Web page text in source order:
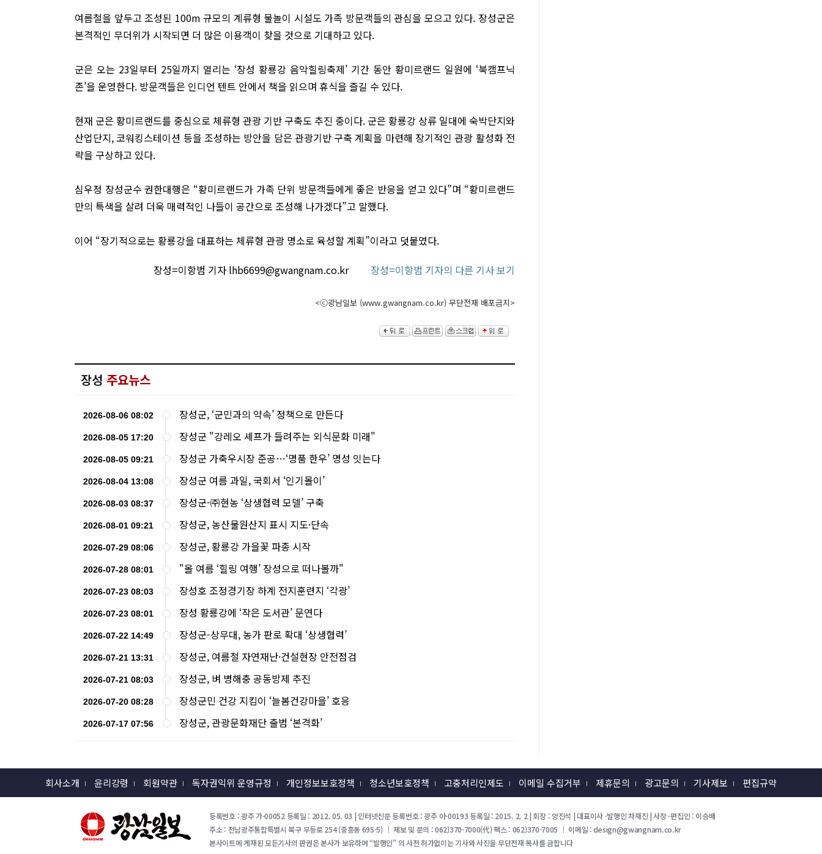
여름철을 앞두고 조성된 100m 규모의 계류형 물놀이 시설도 가족 방문객들의 관심을 모으고 있다. 장성군은
본격적인 무더위가 시작되면 더 많은 이용객이 찾을 것으로 기대하고 있다.
군은 오는 23일부터 25일까지 열리는 ‘장성 황룡강 음악힐링축제’ 기간 동안 황미르랜드 일원에 ‘북캠프닉
존’을 운영한다. 방문객들은 인디언 텐트 안에서 책을 읽으며 휴식을 즐길 수 있다.
현재 군은 황미르랜드를 중심으로 체류형 관광 기반 구축도 추진 중이다. 군은 황룡강 상류 일대에 숙박단지와
산업단지, 코워킹스테이션 등을 조성하는 방안을 담은 관광기반 구축 계획을 마련해 장기적인 관광 활성화 전
략을 구상하고 있다.
심우정 장성군수 권한대행은 “황미르랜드가 가족 단위 방문객들에게 좋은 반응을 얻고 있다”며 “황미르랜드
만의 특색을 살려 더욱 매력적인 나들이 공간으로 조성해 나가겠다”고 말했다.
이어 “장기적으로는 황룡강을 대표하는 체류형 관광 명소로 육성할 계획”이라고 덧붙였다.
장성=이항범 기자 lhb6699@gwangnam.co.kr
장성=이항범 기자의 다른 기사 보기
<ⓒ광남일보 (www.gwangnam.co.kr) 무단전재 배포금지>
장성 주요뉴스
2026-08-06 08:02 장성군, ‘군민과의 약속’ 정책으로 만든다
2026-08-05 17:20 장성군 "강레오 셰프가 들려주는 외식문화 미래"
2026-08-05 09:21 장성군 가축우시장 준공…‘명품 한우’ 명성 잇는다
2026-08-04 13:08 장성군 여름 과일, 국회서 ‘인기몰이’
2026-08-03 08:37 장성군-㈜현농 ‘상생협력 모델’ 구축
2026-08-01 09:21 장성군, 농산물원산지 표시 지도·단속
2026-07-29 08:06 장성군, 황룡강 가을꽃 파종 시작
2026-07-28 08:01 "올 여름 ‘힐링 여행’ 장성으로 떠나볼까"
2026-07-23 08:03 장성호 조정경기장 하계 전지훈련지 ‘각광’
2026-07-23 08:01 장성 황룡강에 ‘작은 도서관’ 문연다
2026-07-22 14:49 장성군-상무대, 농가 판로 확대 ‘상생협력’
2026-07-21 13:31 장성군, 여름철 자연재난·건설현장 안전점검
2026-07-21 08:03 장성군, 벼 병해충 공동방제 추진
2026-07-20 08:28 장성군민 건강 지킴이 ‘늘봄건강마을’ 호응
2026-07-17 07:56 장성군, 관광문화재단 출범 ‘본격화’
회사소개 윤리강령 회원약관 독자권익위 운영규정 개인정보보호정책 청소년보호정책 고충처리인제도 이메일 수집거부 제휴문의 광고문의 기사제보 편집규약
등록번호 : 광주 가-00052 등록일 : 2012. 05. 03 | 인터넷신문 등록번호 : 광주 아-00193 등록일 : 2015. 2. 2 | 회장 : 양진석 | 대표이사 ·발행인 차재진 | 사장 ·편집인 : 이승배
주소 : 전남광주통합특별시 북구 무등로 254 (중흥동 695-5) ｜ 제보 및 문의 : 062)370-7000(代) 팩스 : 062)370-7005 ｜ 이메일 : design@gwangnam.co.kr
본사이트에 게재된 모든기사의 판권은 본사가 보유하며 “발행인” 의 사전 허가없이는 기사와 사진을 무단전재 복사를 금합니다